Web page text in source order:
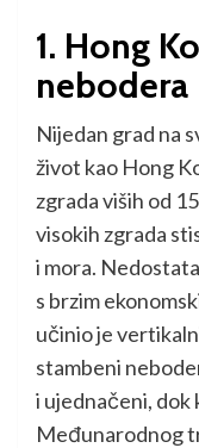
1. Hong
nebodera
Nijedan grad na
život kao Hong
zgrada viših od
visokih zgrada
i mora.
s brzim
učinio je
stambeni
i ujednačeni,
Međunarodnog